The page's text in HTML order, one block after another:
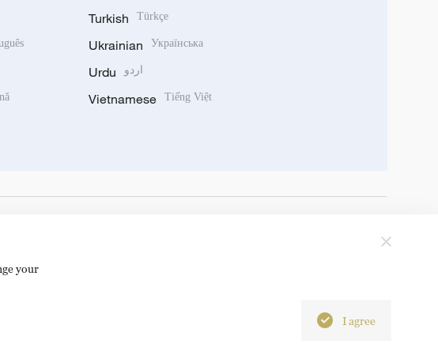
Turkish Türkçe
Ukrainian Українська
Urdu اردو
Vietnamese Tiếng Việt
your
I agree